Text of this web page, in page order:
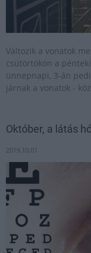
Változik a vonatok
csütörtökön a
ünnepnapi, 3-án
járnak a vonatok -
Október, a látás
2019.10.01